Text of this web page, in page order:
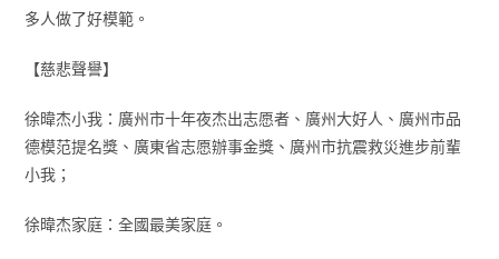
多人做了好模範。
【慈悲聲譽】
徐暐杰小我：廣州市十年夜杰出志愿者、廣州大好人、廣州市品
德模范提名獎、廣東省志愿辦事金獎、廣州市抗震救災進步前輩
小我；
徐暐杰家庭：全國最美家庭。